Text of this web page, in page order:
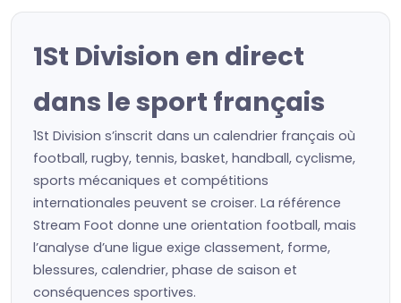
1St Division en direct
dans le sport français
1St Division s’inscrit dans un calendrier français où
football, rugby, tennis, basket, handball, cyclisme,
sports mécaniques et compétitions
internationales peuvent se croiser. La référence
Stream Foot donne une orientation football, mais
l’analyse d’une ligue exige classement, forme,
blessures, calendrier, phase de saison et
conséquences sportives.